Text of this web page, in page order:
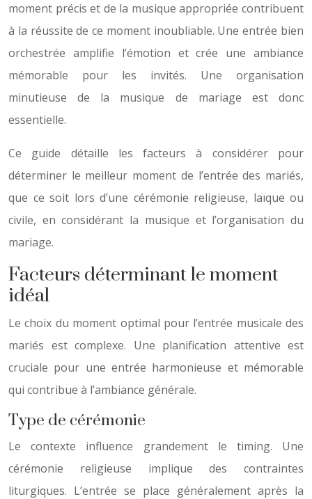
moment précis et de la musique appropriée contribuent
à la réussite de ce moment inoubliable. Une entrée bien
orchestrée amplifie l’émotion et crée une ambiance
mémorable pour les invités. Une organisation
minutieuse de la musique de mariage est donc
essentielle.
Ce guide détaille les facteurs à considérer pour
déterminer le meilleur moment de l’entrée des mariés,
que ce soit lors d’une cérémonie religieuse, laïque ou
civile, en considérant la musique et l’organisation du
mariage.
Facteurs déterminant le moment
idéal
Le choix du moment optimal pour l’entrée musicale des
mariés est complexe. Une planification attentive est
cruciale pour une entrée harmonieuse et mémorable
qui contribue à l’ambiance générale.
Type de cérémonie
Le contexte influence grandement le timing. Une
cérémonie religieuse implique des contraintes
liturgiques. L’entrée se place généralement après la